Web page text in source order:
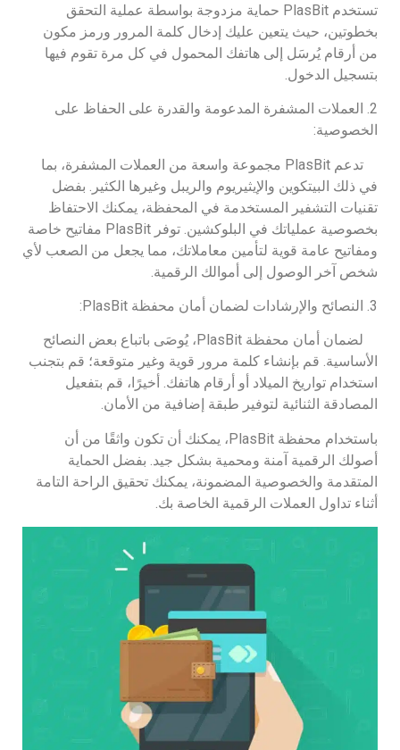
تستخدم PlasBit حماية مزدوجة بواسطة عملية التحقق
بخطوتين، حيث يتعين عليك إدخال كلمة المرور ورمز مكون
من أرقام يُرسَل إلى هاتفك المحمول في كل مرة تقوم فيها
بتسجيل الدخول.
2. العملات المشفرة المدعومة والقدرة على الحفاظ على
الخصوصية:
تدعم PlasBit مجموعة واسعة من العملات المشفرة، بما
في ذلك البيتكوين والإيثيريوم والريبل وغيرها الكثير. بفضل
تقنيات التشفير المستخدمة في المحفظة، يمكنك الاحتفاظ
بخصوصية عملياتك في البلوكشين. توفر PlasBit مفاتيح خاصة
ومفاتيح عامة قوية لتأمين معاملاتك، مما يجعل من الصعب لأي
شخص آخر الوصول إلى أموالك الرقمية.
3. النصائح والإرشادات لضمان أمان محفظة PlasBit:
لضمان أمان محفظة PlasBit، يُوصَى باتباع بعض النصائح
الأساسية. قم بإنشاء كلمة مرور قوية وغير متوقعة؛ قم بتجنب
استخدام تواريخ الميلاد أو أرقام هاتفك. أخيرًا، قم بتفعيل
المصادقة الثنائية لتوفير طبقة إضافية من الأمان.
باستخدام محفظة PlasBit، يمكنك أن تكون واثقًا من أن
أصولك الرقمية آمنة ومحمية بشكل جيد. بفضل الحماية
المتقدمة والخصوصية المضمونة، يمكنك تحقيق الراحة التامة
أثناء تداول العملات الرقمية الخاصة بك.